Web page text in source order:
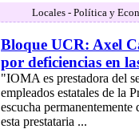
Locales - Política y
Bloque UCR: Axel
por deficiencias en
"IOMA es prestadora del
empleados estatales de la
escucha
esta prestataria ...